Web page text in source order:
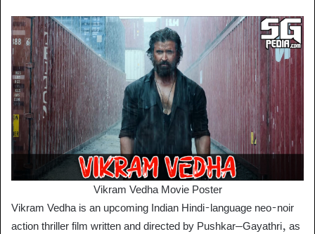
Vikram Vedha Movie Poster
Vikram Vedha is an upcoming Indian Hindi-language neo-noir
action thriller film written and directed by Pushkar–Gayathri, as